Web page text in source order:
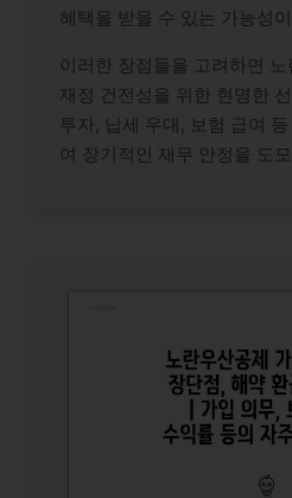
혜택을 받을 수 있는 가능성이
이러한 장점들을 고려하면 노
재정 건전성을 위한 현명한
투자, 납세 우대, 보험 급여
여 장기적인 재무 안정을 도